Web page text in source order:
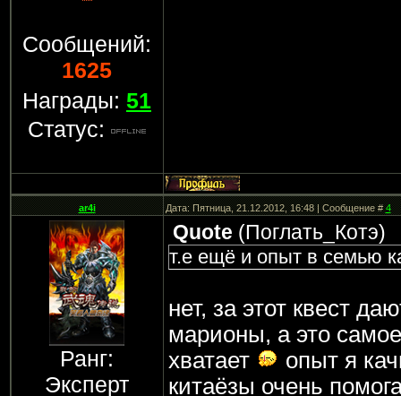
Сообщений:
1625
Награды: 51
Статус:
ar4i Дата: Пятница, 21.12.2012, 16:48 | Сообщение #4
Ранг:
Эксперт
Quote (Поглать_Котэ)
т.е ещё и опыт в семью
нет, за этот квест
марионы, а это
хватает
опыт я
китаёзы очень